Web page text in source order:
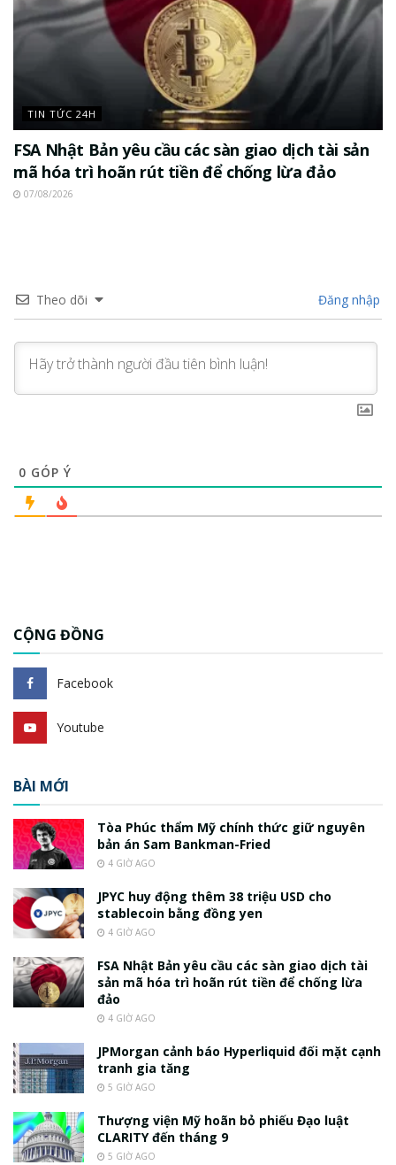
TIN TỨC 24H
FSA Nhật Bản yêu cầu các sàn giao dịch tài sản
mã hóa trì hoãn rút tiền để chống lừa đảo
07/08/2026
Theo dõi Đăng nhập
0 GÓP Ý
CỘNG ĐỒNG
Facebook
Youtube
BÀI MỚI
Tòa Phúc thẩm Mỹ chính thức giữ nguyên
bản án Sam Bankman-Fried
4 GIỜ AGO
JPYC huy động thêm 38 triệu USD cho
stablecoin bằng đồng yen
4 GIỜ AGO
FSA Nhật Bản yêu cầu các sàn giao dịch tài
sản mã hóa trì hoãn rút tiền để chống lừa
đảo
4 GIỜ AGO
JPMorgan cảnh báo Hyperliquid đối mặt cạnh
tranh gia tăng
5 GIỜ AGO
Thượng viện Mỹ hoãn bỏ phiếu Đạo luật
CLARITY đến tháng 9
5 GIỜ AGO